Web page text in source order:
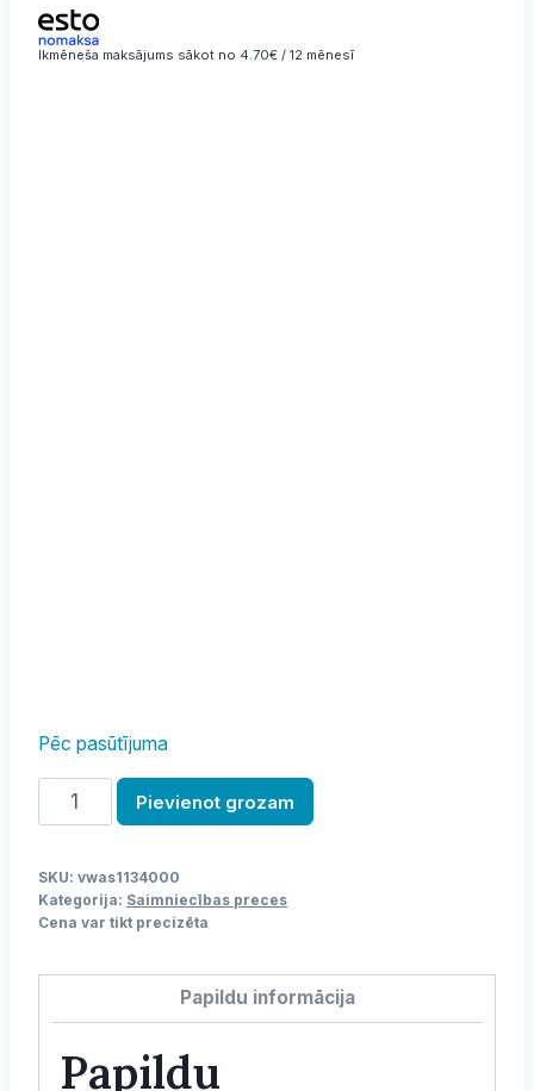
Ikmēneša maksājums sākot no 4.70€ / 12 mēnesī
Pēc pasūtījuma
Atkritumu
tvertne
pedāli
daudzums
Pievienot grozam
SKU: vwas1134000
Kategorija: Saimniecības preces
Cena var tikt precizēta
Papildu informācija
Papildu